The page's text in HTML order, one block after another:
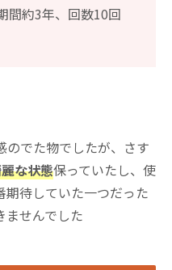
間約3年、回数10回
のでた物でしたが、さす
な状態保っていたし、使
期待していた一つだった
ませんでした